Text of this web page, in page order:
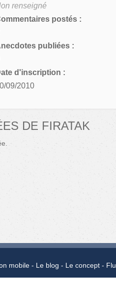
renseigné
postés :
publiées :
d'inscription :
09/2010
DE FIRATAK
mobile Le blog Le concept